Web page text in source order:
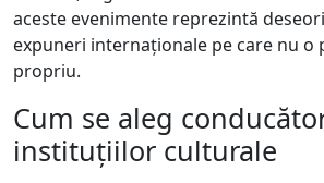
aceste evenimente reprezintă
expuneri internaționale pe care nu o
propriu.
Cum se aleg
instituțiilor culturale